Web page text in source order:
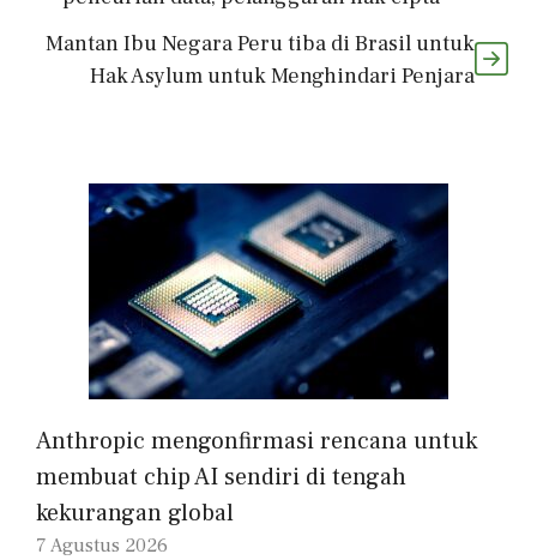
Mantan Ibu Negara Peru tiba di Brasil untuk
Hak Asylum untuk Menghindari Penjara
Anthropic mengonfirmasi rencana untuk
membuat chip AI sendiri di tengah
kekurangan global
7 Agustus 2026